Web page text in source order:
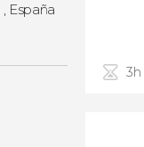
España